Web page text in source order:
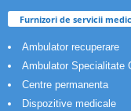
Furnizori de servicii
Ambulator recuperare
Ambulator Specialitate
Centre permanenta
Dispozitive medicale